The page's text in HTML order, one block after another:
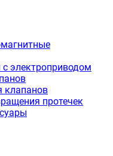
электроприводом
клапанов
протечек